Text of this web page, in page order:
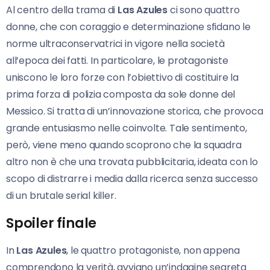
Al centro della trama di Las Azulesci sono quattro
donne, che con coraggio e determinazione sfidano le
norme ultraconservatrici in vigore nella società
all’epoca dei fatti. In particolare, le protagoniste
uniscono le loro forze con l’obiettivo di costituire la
prima forza di polizia composta da sole donne del
Messico. Si tratta di un’innovazione storica, che provoca
grande entusiasmo nelle coinvolte. Tale sentimento,
però, viene meno quando scoprono che la squadra
altro non è che una trovata pubblicitaria, ideata con lo
scopo di distrarre i media dalla ricerca senza successo
di un brutale serial killer.
Spoiler finale
InLas Azules, le quattro protagoniste, non appena